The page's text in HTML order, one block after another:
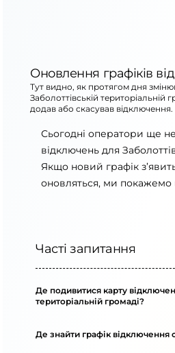
Оновлення графіків
Тут видно, як протягом дня
Заболоттівській
додав або скасував відключення.
Сьогодні оператори ще
відключень для
Якщо новий графік
оновляться, ми покажемо
Часті запитання
Де подивитися карту
територіальній громаді?
Де знайти графік відключення